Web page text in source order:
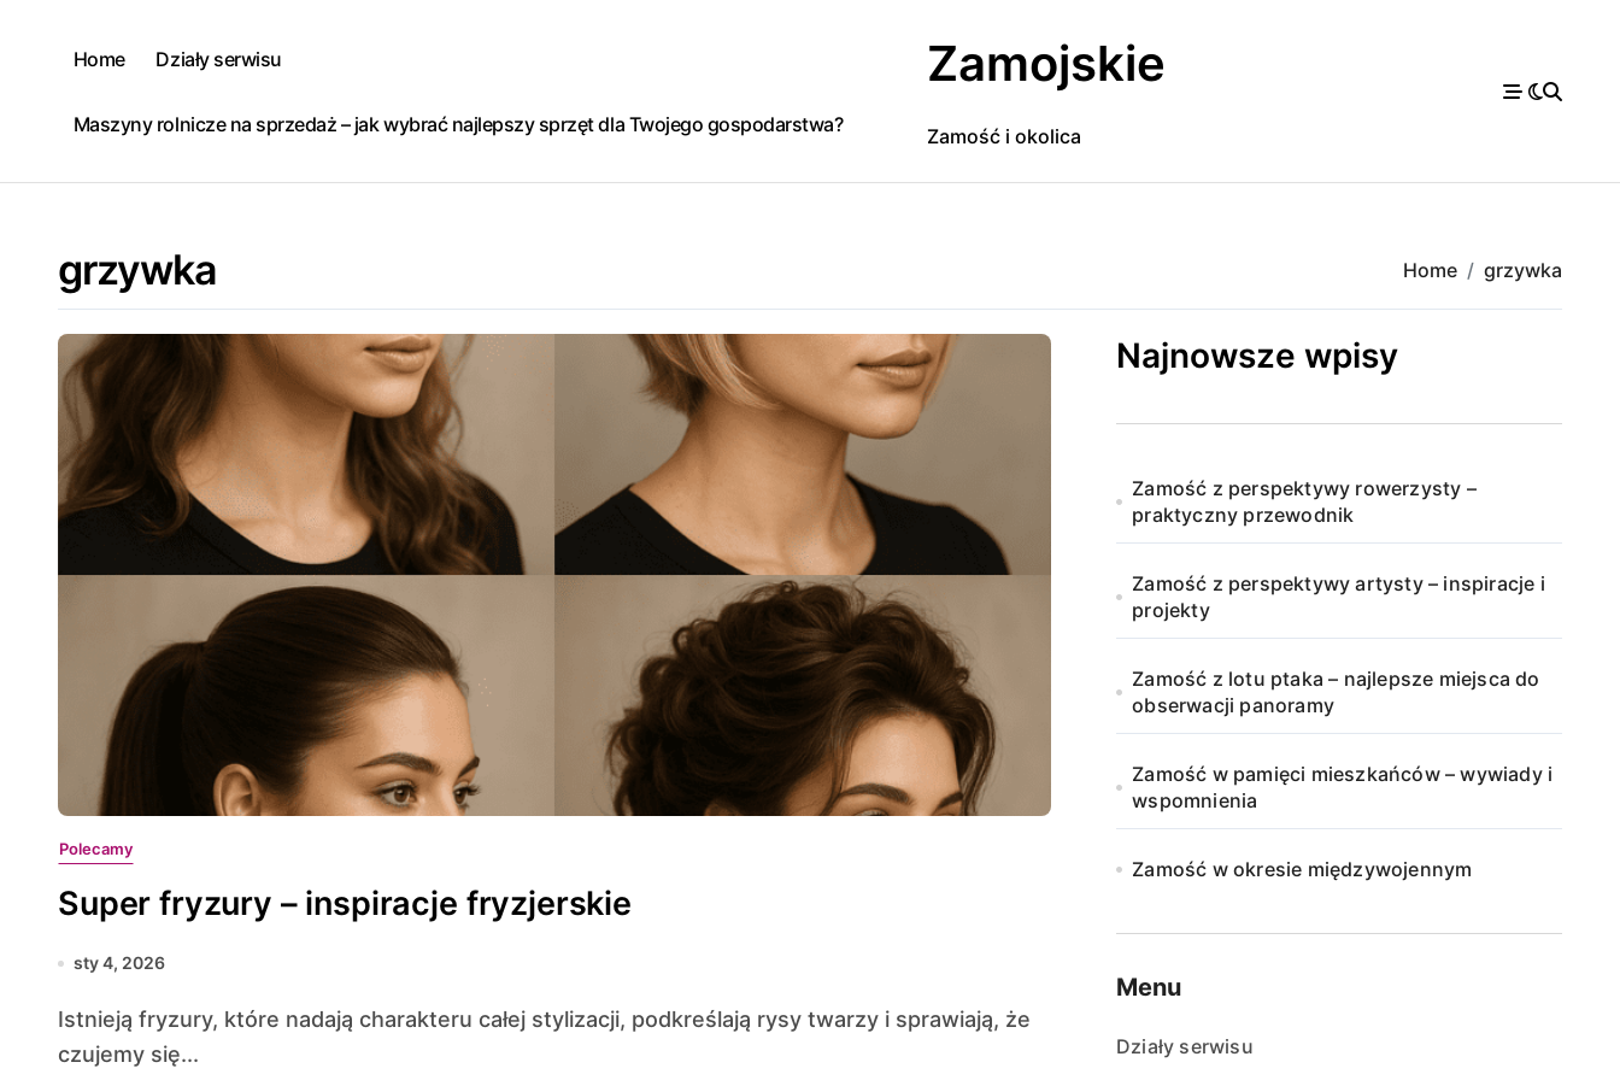
Home Działy serwisu
Maszyny rolnicze na sprzedaż – jak wybrać najlepszy sprzęt dla Twojego gospodarstwa?
Zamojskie
Zamość i okolica
grzywka Home grzywka
Polecamy
Super fryzury – inspiracje fryzjerskie
sty 4, 2026
Istnieją fryzury, które nadają charakteru całej stylizacji, podkreślają rysy twarzy i sprawiają, że
czujemy się...
Najnowsze wpisy
Zamość z perspektywy rowerzysty –
praktyczny przewodnik
Zamość z perspektywy artysty – inspiracje i
projekty
Zamość z lotu ptaka – najlepsze miejsca do
obserwacji panoramy
Zamość w pamięci mieszkańców – wywiady i
wspomnienia
Zamość w okresie międzywojennym
Menu
Działy serwisu